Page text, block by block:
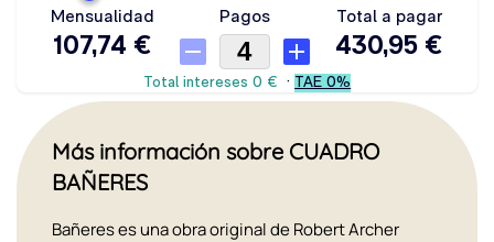
Más información sobre CUADRO
BAÑERES
Bañeres es una obra original de Robert Archer